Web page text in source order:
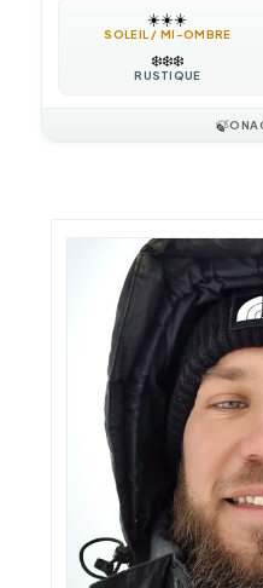
☀️☀️☀️
SOLEIL / MI-OMBRE
❄️❄️❄️
RUSTIQUE
🍃